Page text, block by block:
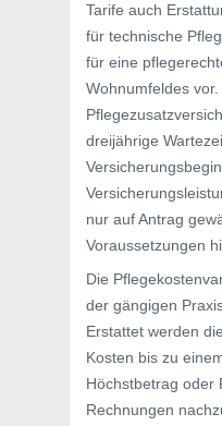
Tarife auch
für technische
für eine
Wohnumfeldes
dreijährige
nur auf Antrag
Voraussetzungen
Die
der gängigen
Erstattet werden
Kosten bis zu
Höchstbetrag oder
Rechnungen